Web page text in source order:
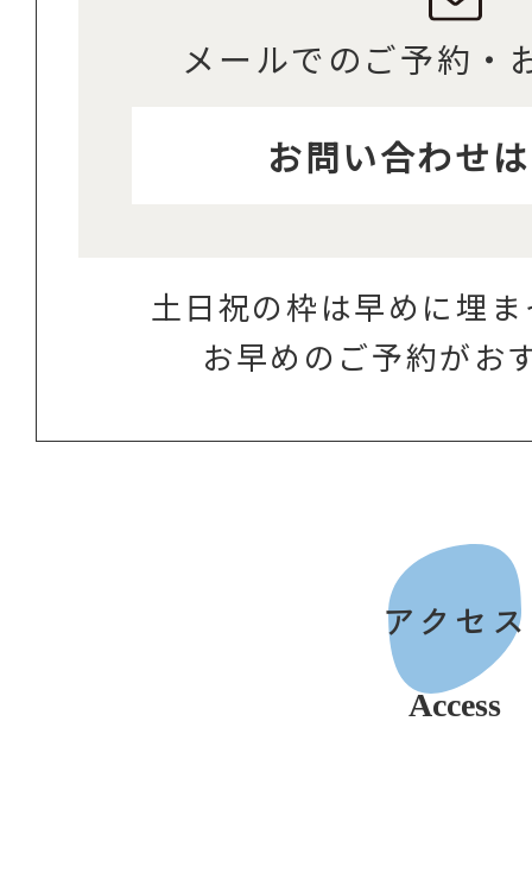
メールでのご予約・
お問い合わせ
土日祝の枠は早めに埋
お早めのご予約がお
アクセス
Access